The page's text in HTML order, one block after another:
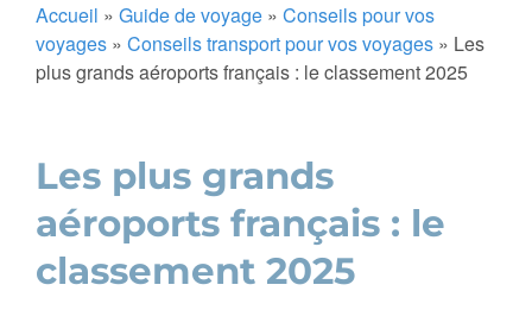
Accueil » Guide de voyage » Conseils pour vos
voyages » Conseils transport pour vos voyages » Les
plus grands aéroports français : le classement 2025
Les plus grands
aéroports français : le
classement 2025